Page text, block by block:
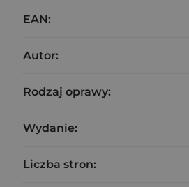
EAN:
Autor:
Rodzaj oprawy:
Wydanie:
Liczba stron: